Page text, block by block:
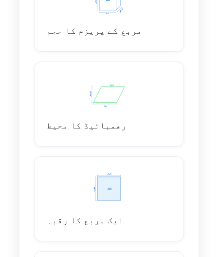
مربع کے پریزم کا حجم
رھمبائیڈ کا محیط
ایک مربع کا رقبہ